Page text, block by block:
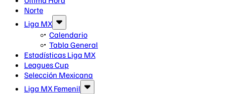
Norte
Liga MX
Calendario
Tabla General
Estadísticas Liga MX
Leagues Cup
Selección Mexicana
Liga MX Femenil